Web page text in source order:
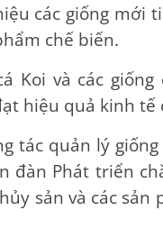
các giống mới
chế biến.
Koi và các giống
hiệu quả kinh tế
tác quản lý
đàn Phát triển
sản và các sản